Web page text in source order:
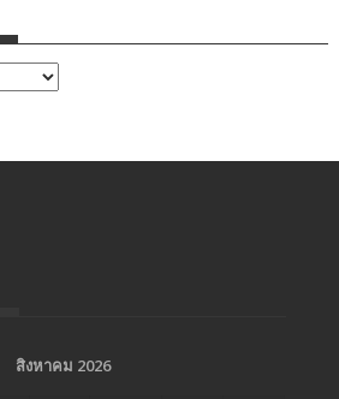
สิงหาคม 2026